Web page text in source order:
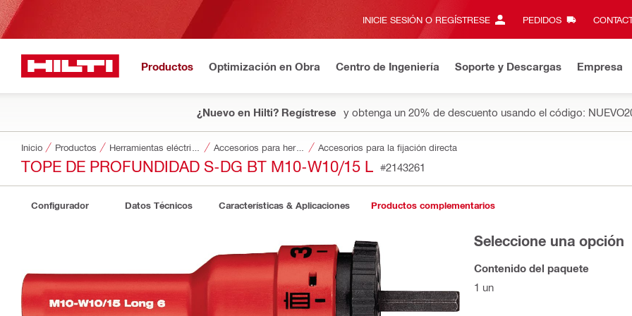
INICIE SESIÓN O REGÍSTRESE PEDIDOS
Productos Optimización en Obra Centro de Ingeniería Soporte y Descargas Empresa
¿Nuevo en Hilti? Regístrese y obtenga un 20% de descuento usando el código:
Inicio Productos Accesorios para herramientas Accesorios para la fijación directa
TOPE DE PROFUNDIDAD S-DG BT M10-W10/15 L #2143261
Configurador Datos Técnicos Características & Aplicaciones Productos complementarios
Seleccione una opción
Contenido del paquete
1 un